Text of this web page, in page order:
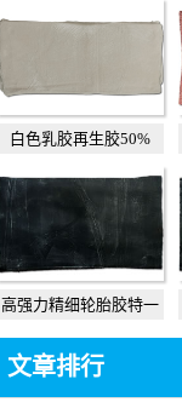
白色乳胶再生胶50%
高强力精细轮胎胶特一
文章排行